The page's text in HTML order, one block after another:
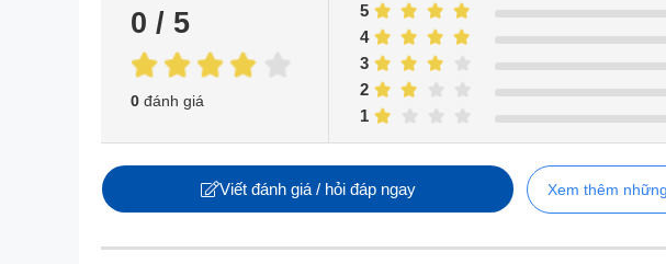
0 / 5
0 đánh giá
1
2
3
4
5
Viết đánh giá / hỏi đáp ngay Xem thêm